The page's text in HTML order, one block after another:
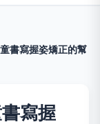
書寫握姿矯正的幫
寫握